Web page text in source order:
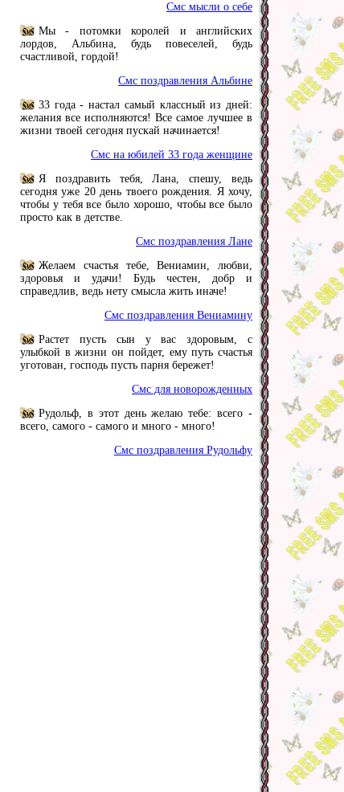
Смс мысли о себе
Мы - потомки королей и английских
лордов, Альбина, будь повеселей, будь
счастливой, гордой!
Смс поздравления Альбине
33 года - настал самый классный из дней:
желания все исполняются! Все самое лучшее в
жизни твоей сегодня пускай начинается!
Смс на юбилей 33 года женщине
Я поздравить тебя, Лана, спешу, ведь
сегодня уже 20 день твоего рождения. Я хочу,
чтобы у тебя все было хорошо, чтобы все было
просто как в детстве.
Смс поздравления Лане
Желаем счастья тебе, Вениамин, любви,
здоровья и удачи! Будь честен, добр и
справедлив, ведь нету смысла жить иначе!
Смс поздравления Вениамину
Растет пусть сын у вас здоровым, с
улыбкой в жизни он пойдет, ему путь счастья
уготован, господь пусть парня бережет!
Смс для новорожденных
Рудольф, в этот день желаю тебе: всего -
всего, самого - самого и много - много!
Смс поздравления Рудольфу